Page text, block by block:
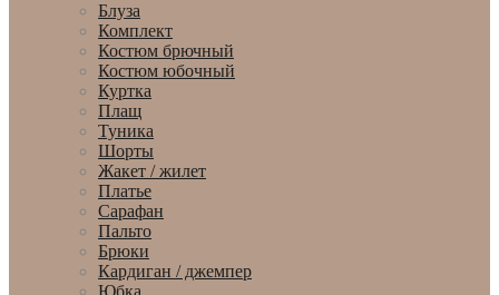
Блуза
Комплект
Костюм брючный
Костюм юбочный
Куртка
Плащ
Туника
Шорты
Жакет / жилет
Платье
Сарафан
Пальто
Брюки
Кардиган / джемпер
Юбка